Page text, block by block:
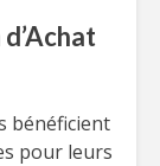
bénéficient
pour leurs